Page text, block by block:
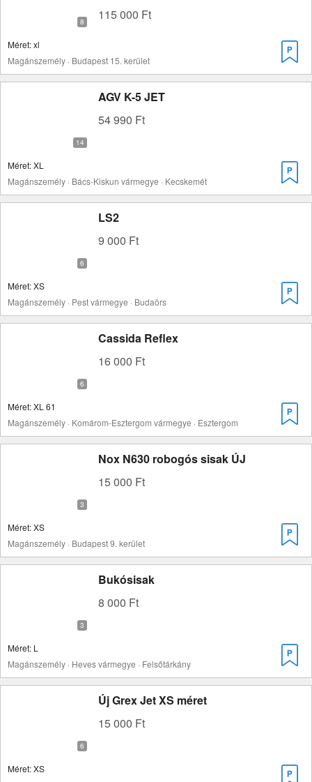
115 000 Ft
Méret: xl
Magánszemély · Budapest 15. kerület
AGV K-5 JET
54 990 Ft
Méret: XL
Magánszemély · Bács-Kiskun vármegye · Kecskemét
LS2
9 000 Ft
Méret: XS
Magánszemély · Pest vármegye · Budaörs
Cassida Reflex
16 000 Ft
Méret: XL 61
Magánszemély · Komárom-Esztergom vármegye · Esztergom
Nox N630 robogós sisak ÚJ
15 000 Ft
Méret: XS
Magánszemély · Budapest 9. kerület
Bukósisak
8 000 Ft
Méret: L
Magánszemély · Heves vármegye · Felsőtárkány
Új Grex Jet XS méret
15 000 Ft
Méret: XS